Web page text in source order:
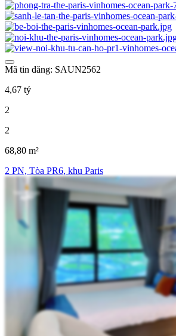
Mã tin đăng: SAUN2562
4,67 tỷ
2
2
68,80 m²
2 PN, Tòa PR6, khu Paris